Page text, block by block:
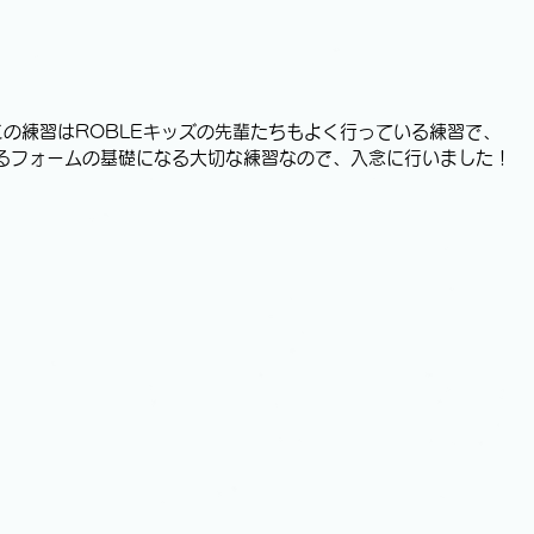
の練習はROBLEキッズの先輩たちもよく行っている練習で、
フォームの基礎になる大切な練習なので、入念に行いました！